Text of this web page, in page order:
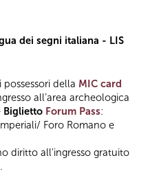
dei segni italiana - LIS
della MIC card
all’area archeologica
Biglietto Forum Pass:
Foro Romano e
diritto all'ingresso gratuito